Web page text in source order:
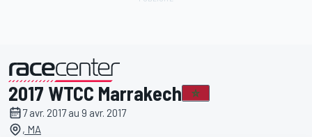
présenté par
2017 WTCC Marrakech
7 avr. 2017 au 9 avr. 2017
, MA